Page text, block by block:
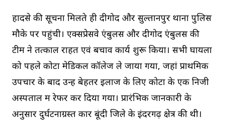
हादसे की सूचना मिलते ही दीगोद और सुल्तानपुर थाना पुलिस
मौके पर पहुंची। एक्सप्रेसवे एंबुलेंस और दीगोद एंबुलेंस की
टीम ने तत्काल राहत एवं बचाव कार्य शुरू किया। सभी घायलों
को पहले कोटा मेडिकल कॉलेज ले जाया गया, जहां प्राथमिक
उपचार के बाद उन्हें बेहतर इलाज के लिए कोटा के एक निजी
अस्पताल में रेफर कर दिया गया। प्रारंभिक जानकारी के
अनुसार दुर्घटनाग्रस्त कार बूंदी जिले के इंदरगढ़ क्षेत्र की थी।